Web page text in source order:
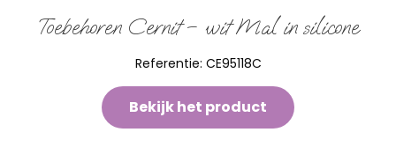
Toebehoren Cernit – wit Mal in silicone
Referentie: CE95118C
Bekijk het product